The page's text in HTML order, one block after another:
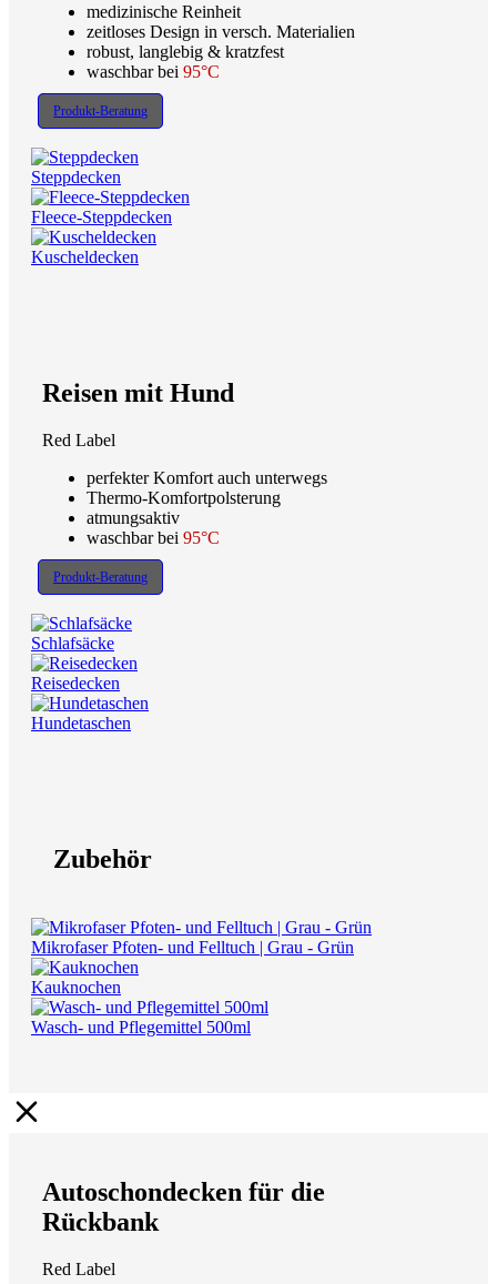
medizinische Reinheit
zeitloses Design in versch. Materialien
robust, langlebig & kratzfest
waschbar bei 95°C
Produkt-Beratung
Steppdecken
Fleece-Steppdecken
Kuscheldecken
Reisen mit Hund
Red Label
perfekter Komfort auch unterwegs
Thermo-Komfortpolsterung
atmungsaktiv
waschbar bei 95°C
Produkt-Beratung
Schlafsäcke
Reisedecken
Hundetaschen
Zubehör
Mikrofaser Pfoten- und Felltuch | Grau - Grün
Kauknochen
Wasch- und Pflegemittel 500ml
Autoschondecken für die
Rückbank
Red Label